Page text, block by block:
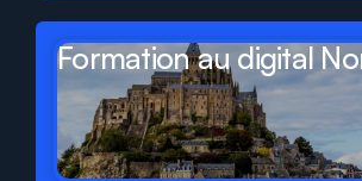
Formation au digital